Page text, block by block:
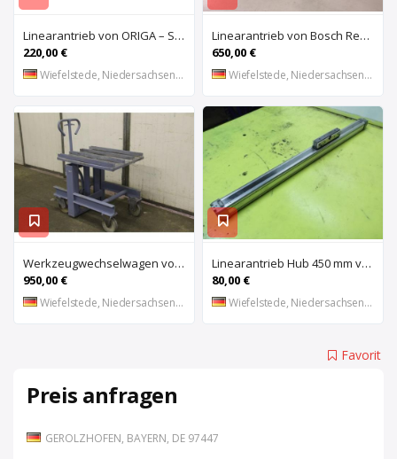
Linearantrieb von ORIGA – System Plus
220,00 €
Wiefelstede, Niedersachsen, DE
Linearantrieb von Bosch Rexroth/Siemens – R036030000
650,00 €
Wiefelstede, Niedersachsen, DE
Werkzeugwechselwagen von unbekannt – Hub manuell
950,00 €
Wiefelstede, Niedersachsen, DE
Linearantrieb Hub 450 mm von ORIGA – Kolbendurchmesser 25 mm
80,00 €
Wiefelstede, Niedersachsen, DE
Favorit
Preis anfragen
GEROLZHOFEN, BAYERN, DE 97447